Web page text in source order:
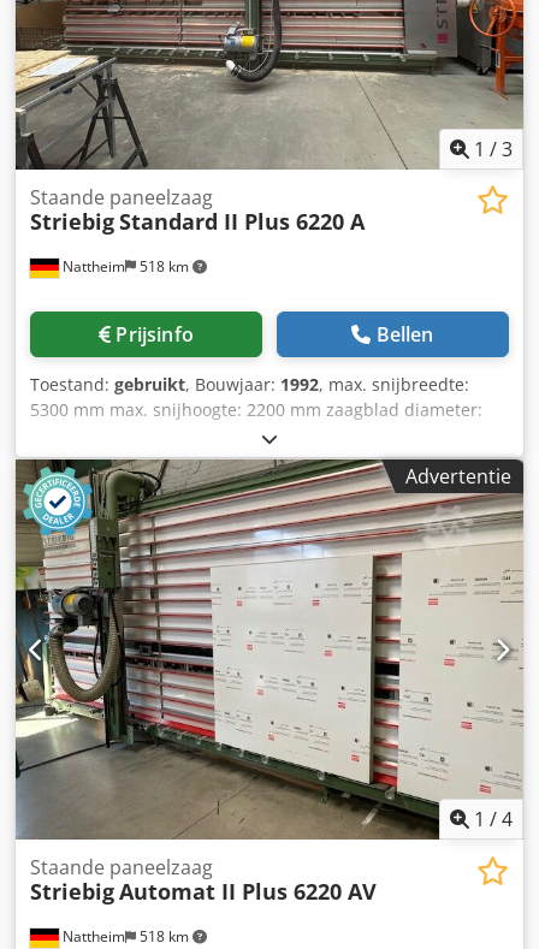
1 /3
Nattheim 518 km
Staande paneelzaag
StriebigStandard II Plus 6220 A
Prijsinfo Bellen
Toestand: gebruikt, Bouwjaar: 1992, max. snijbreedte:
5300 mm max. snijhoogte: 2200 mm zaagblad diameter:
300 mm max. bewerkingsdikte: 80 mm zaagblad boring: 30
mm ondersteuning onder: vaste rollen
materiaalondersteuning: flexibele kunststof latten
meetsysteem: schaal Dkodpfjy H E Utex Adwjr verstelling
zaagkop: handmatig zaagvoeding: handmatig montage:
vrijstaand afzuiging: externe afzuiging vergrendeling
zaagbalk: handmatig Gewicht ca.: 1500 kg Afmetingen:
6300 x 1300 x 2900 mm Motorvermogen: 5,5 kW
Opslaglocatie: Nattheim
Advertentie
1 /4
Nattheim 518 km
Staande paneelzaag
StriebigAutomat II Plus 6220 AV